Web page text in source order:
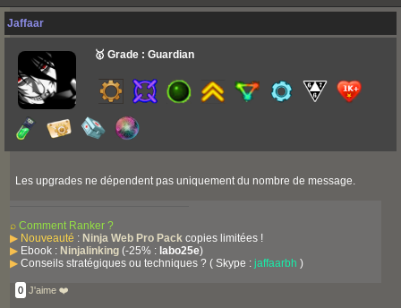
Jaffaar
🥇 Grade : Guardian
Les upgrades ne dépendent pas uniquement du nombre de message.
⌕ Comment Ranker ?
▶ Nouveauté : Ninja Web Pro Pack copies limitées !
▶ Ebook : Ninjalinking (-25% : labo25e)
▶ Conseils stratégiques ou techniques ? ( Skype : jaffaarbh )
0 J'aime ❤️